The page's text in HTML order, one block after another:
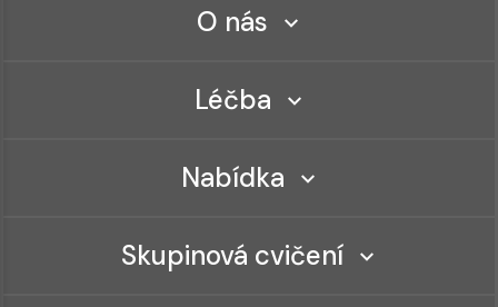
O nás
Léčba
Nabídka
Skupinová cvičení